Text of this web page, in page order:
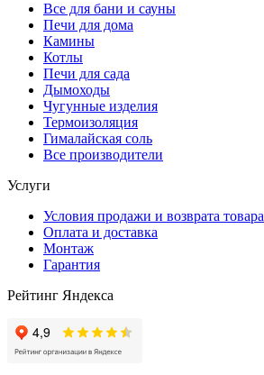
Все для бани и сауны
Печи для дома
Камины
Котлы
Печи для сада
Дымоходы
Чугунные изделия
Термоизоляция
Гималайская соль
Все производители
Услуги
Условия продажи и возврата товара
Оплата и доставка
Монтаж
Гарантия
Рейтинг Яндекса